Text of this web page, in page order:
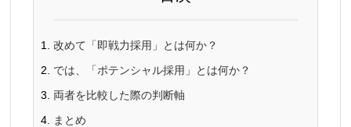
改めて「即戦力採用」とは何か？
では、「ポテンシャル採用」とは何か？
両者を比較した際の判断軸
まとめ